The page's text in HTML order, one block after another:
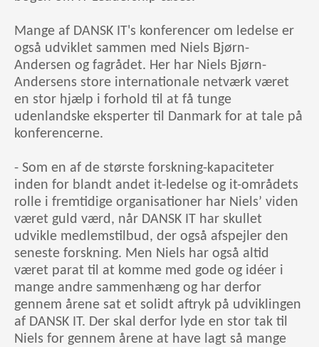
Mange af DANSK IT's konferencer om ledelse er
også udviklet sammen med Niels Bjørn-
Andersen og fagrådet. Her har Niels Bjørn-
Andersens store internationale netværk været
en stor hjælp i forhold til at få tunge
udenlandske eksperter til Danmark for at tale på
konferencerne.
- Som en af de største forskning-kapaciteter
inden for blandt andet it-ledelse og it-områdets
rolle i fremtidige organisationer har Niels’ viden
været guld værd, når DANSK IT har skullet
udvikle medlemstilbud, der også afspejler den
seneste forskning. Men Niels har også altid
været parat til at komme med gode og idéer i
mange andre sammenhæng og har derfor
gennem årene sat et solidt aftryk på udviklingen
af DANSK IT. Der skal derfor lyde en stor tak til
Niels for gennem årene at have lagt så mange